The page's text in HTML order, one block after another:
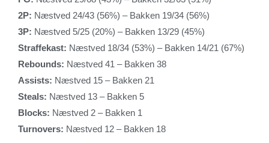
2P: Næstved 24/43 (56%) – Bakken 19/34 (56%)
3P: Næstved 5/25 (20%) – Bakken 13/29 (45%)
Straffekast: Næstved 18/34 (53%) – Bakken 14/21 (67%)
Rebounds: Næstved 41 – Bakken 38
Assists: Næstved 15 – Bakken 21
Steals: Næstved 13 – Bakken 5
Blocks: Næstved 2 – Bakken 1
Turnovers: Næstved 12 – Bakken 18